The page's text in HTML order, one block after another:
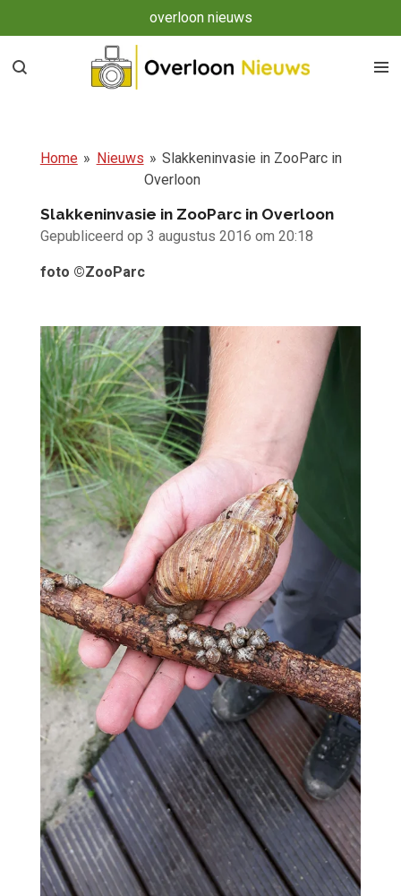
direct
naar
overloon nieuws
Home » Nieuws » Slakkeninvasie in ZooParc in
Overloon
Slakkeninvasie in ZooParc in Overloon
Gepubliceerd op 3 augustus 2016 om 20:18
foto ©ZooParc